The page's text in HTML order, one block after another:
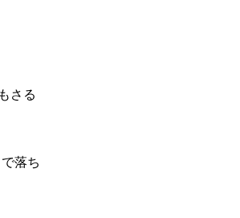
さる
落ち